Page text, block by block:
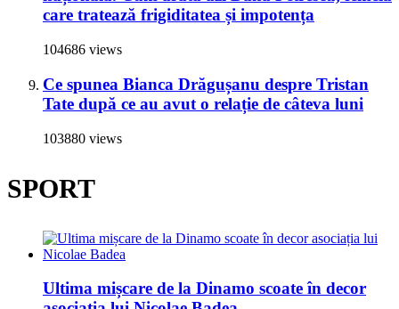
care tratează frigiditatea și impotența
104686 views
Ce spunea Bianca Drăgușanu despre Tristan
Tate după ce au avut o relație de câteva luni
103880 views
SPORT
Ultima mișcare de la Dinamo scoate în decor